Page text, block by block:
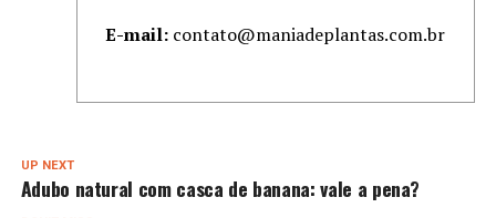
E-mail: contato@maniadeplantas.com.br
UP NEXT
Adubo natural com casca de banana: vale a pena?